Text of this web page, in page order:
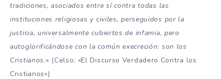
tradiciones, asociados entre sí contra todas las
instituciones religiosas y civiles, perseguidos por la
justicia, universalmente cubiertos de infamia, pero
autoglorificándose con la común execreción: son los
Cristianos.» (Celso; «El Discurso Verdadero Contra los
Cristianos»)